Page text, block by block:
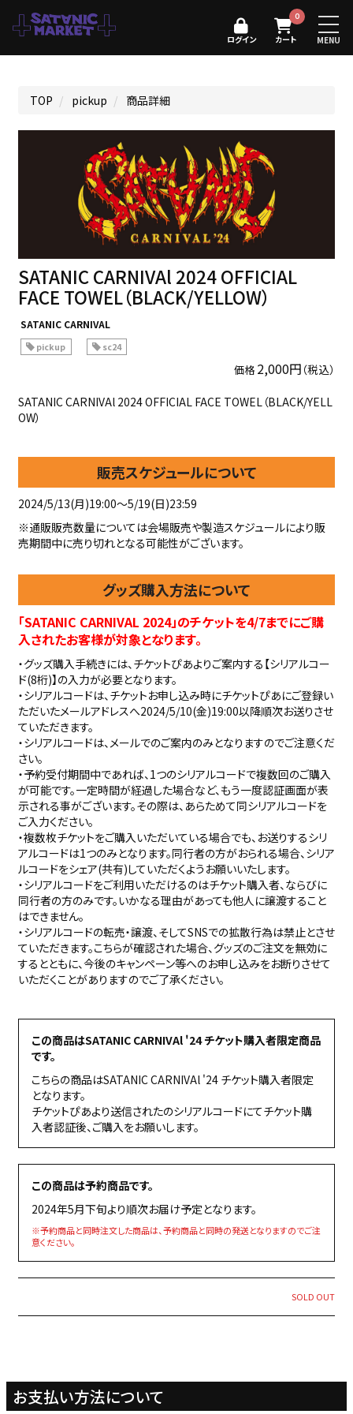
MENU
ログイン
0
カート
TOP pickup 商品詳細
SATANIC CARNIVAl 2024 OFFICIAL
FACE TOWEL（BLACK/YELLOW）
SATANIC CARNIVAL
pickup sc24
価格 2,000円 （税込）
SATANIC CARNIVAl 2024 OFFICIAL FACE TOWEL（BLACK/YELL
OW）
販売スケジュールについて
2024/5/13(月)19:00〜5/19(日)23:59
※通販販売数量については会場販売や製造スケジュールにより販
売期間中に売り切れとなる可能性がございます。
グッズ購入方法について
「SATANIC CARNIVAL 2024」のチケットを4/7までにご購
入されたお客様が対象となります。
・グッズ購入手続きには、チケットぴあよりご案内する【シリアルコー
ド(8桁)】の入力が必要となります。
・シリアルコードは、チケットお申し込み時にチケットぴあにご登録い
ただいたメールアドレスへ2024/5/10(金)19:00以降順次お送りさせ
ていただきます。
・シリアルコードは、メールでのご案内のみとなりますのでご注意くだ
さい。
・予約受付期間中であれば、1つのシリアルコードで複数回のご購入
が可能です。一定時間が経過した場合など、もう一度認証画面が表
示される事がございます。その際は、あらためて同シリアルコードを
ご入力ください。
・複数枚チケットをご購入いただいている場合でも、お送りするシリ
アルコードは1つのみとなります。同行者の方がおられる場合、シリア
ルコードをシェア(共有)していただくようお願いいたします。
・シリアルコードをご利用いただけるのはチケット購入者、ならびに
同行者の方のみです。いかなる理由があっても他人に譲渡すること
はできません。
・シリアルコードの転売・譲渡、そしてSNSでの拡散行為は禁止とさせ
ていただきます。こちらが確認された場合、グッズのご注文を無効に
するとともに、今後のキャンペーン等へのお申し込みをお断りさせて
いただくことがありますのでご了承ください。
この商品はSATANIC CARNIVAl '24 チケット購入者限定商品
です。
こちらの商品はSATANIC CARNIVAl '24 チケット購入者限定
となります。
チケットぴあより送信されたのシリアルコードにてチケット購
入者認証後、ご購入をお願いします。
この商品は予約商品です。
2024年5月下旬より順次お届け予定となります。
※予約商品と同時注文した商品は、予約商品と同時の発送となりますのでご注
意ください。
SOLD OUT
お支払い方法について